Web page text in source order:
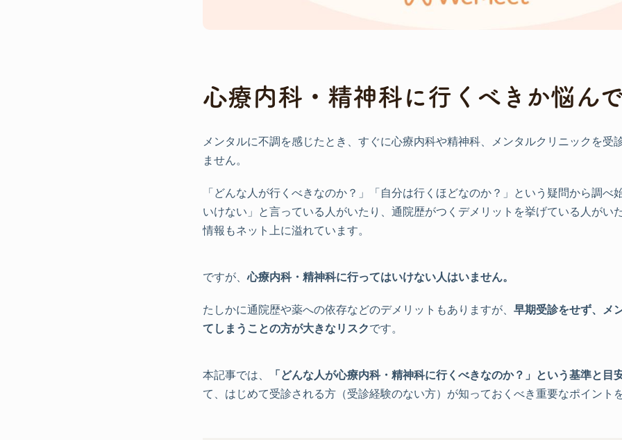
心療内科・精神科に行くべきか悩ん
メンタルに不調を感じたとき、すぐに心療内科や精神科、メンタルクリニックを受
ません。
「どんな人が行くべきなのか？」「自分は行くほどなのか？」という疑問から調べ
いけない」と言っている人がいたり、通院歴がつくデメリットを挙げている人がい
情報もネット上に溢れています。
ですが、心療内科・精神科に行ってはいけない人はいません。
たしかに通院歴や薬への依存などのデメリットもありますが、 早期受診をせず、メ
てしまうことの方が大きなリスクです。
本記事では、
「どんな人が心療内科・精神科に行くべきなのか？」という基準と目
て、はじめて受診される方（受診経験のない方）が知っておくべき重要なポイント